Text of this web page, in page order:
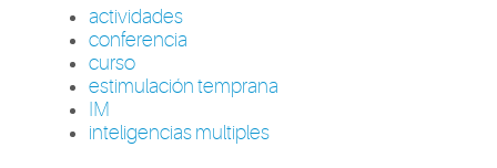
actividades
conferencia
curso
estimulación temprana
IM
inteligencias multiples